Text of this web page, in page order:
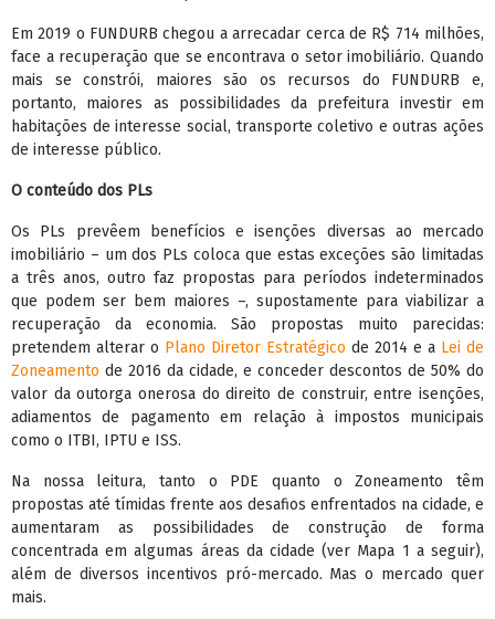
Em 2019 o FUNDURB chegou a arrecadar cerca de R$ 714 milhões,
face a recuperação que se encontrava o setor imobiliário. Quando
mais se constrói, maiores são os recursos do FUNDURB e,
portanto, maiores as possibilidades da prefeitura investir em
habitações de interesse social, transporte coletivo e outras ações
de interesse público.
O conteúdo dos PLs
Os PLs prevêem benefícios e isenções diversas ao mercado
imobiliário – um dos PLs coloca que estas exceções são limitadas
a três anos, outro faz propostas para períodos indeterminados
que podem ser bem maiores –, supostamente para viabilizar a
recuperação da economia. São propostas muito parecidas:
pretendem alterar o Plano Diretor Estratégico de 2014 e a Lei de
Zoneamento de 2016 da cidade, e conceder descontos de 50% do
valor da outorga onerosa do direito de construir, entre isenções,
adiamentos de pagamento em relação à impostos municipais
como o ITBI, IPTU e ISS.
Na nossa leitura, tanto o PDE quanto o Zoneamento têm
propostas até tímidas frente aos desafios enfrentados na cidade, e
aumentaram as possibilidades de construção de forma
concentrada em algumas áreas da cidade (ver Mapa 1 a seguir),
além de diversos incentivos pró-mercado. Mas o mercado quer
mais.